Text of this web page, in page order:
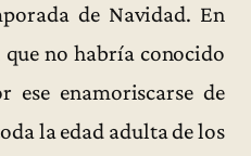
de Navidad. En
no habría conocido
enamoriscarse de
la edad adulta de los